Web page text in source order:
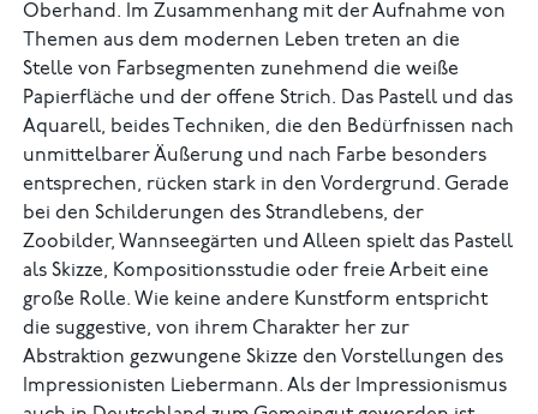
Oberhand. Im Zusammenhang mit der Aufnahme von
Themen aus dem modernen Leben treten an die
Stelle von Farbsegmenten zunehmend die weiße
Papierfläche und der offene Strich. Das Pastell und das
Aquarell, beides Techniken, die den Bedürfnissen nach
unmittelbarer Äußerung und nach Farbe besonders
entsprechen, rücken stark in den Vordergrund. Gerade
bei den Schilderungen des Strandlebens, der
Zoobilder, Wannseegärten und Alleen spielt das Pastell
als Skizze, Kompositionsstudie oder freie Arbeit eine
große Rolle. Wie keine andere Kunstform entspricht
die suggestive, von ihrem Charakter her zur
Abstraktion gezwungene Skizze den Vorstellungen des
Impressionisten Liebermann. Als der Impressionismus